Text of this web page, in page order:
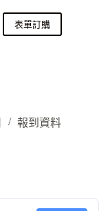
表單訂購
報到資料